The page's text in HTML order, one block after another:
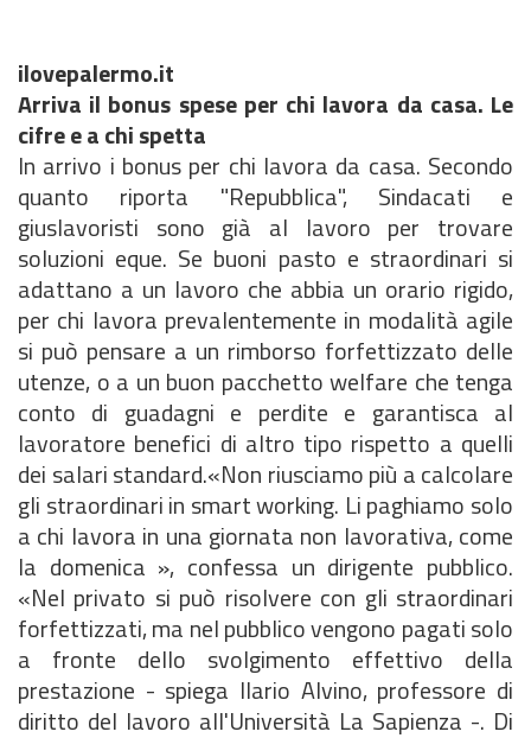
ilovepalermo.it
Arriva il bonus spese per chi lavora da casa. Le
cifre e a chi spetta
In arrivo i bonus per chi lavora da casa. Secondo
quanto riporta "Repubblica", Sindacati e
giuslavoristi sono già al lavoro per trovare
soluzioni eque. Se buoni pasto e straordinari si
adattano a un lavoro che abbia un orario rigido,
per chi lavora prevalentemente in modalità agile
si può pensare a un rimborso forfettizzato delle
utenze, o a un buon pacchetto welfare che tenga
conto di guadagni e perdite e garantisca al
lavoratore benefici di altro tipo rispetto a quelli
dei salari standard.«Non riusciamo più a calcolare
gli straordinari in smart working. Li paghiamo solo
a chi lavora in una giornata non lavorativa, come
la domenica », confessa un dirigente pubblico.
«Nel privato si può risolvere con gli straordinari
forfettizzati, ma nel pubblico vengono pagati solo
a fronte dello svolgimento effettivo della
prestazione - spiega Ilario Alvino, professore di
diritto del lavoro all'Università La Sapienza -. Di